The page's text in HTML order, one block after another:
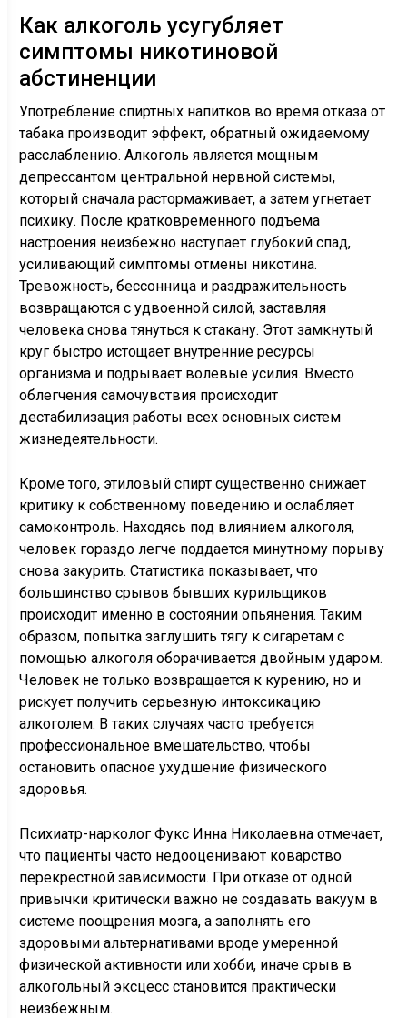
Как алкоголь усугубляет
симптомы никотиновой
абстиненции
Употребление спиртных напитков во время отказа от
табака производит эффект, обратный ожидаемому
расслаблению. Алкоголь является мощным
депрессантом центральной нервной системы,
который сначала растормаживает, а затем угнетает
психику. После кратковременного подъема
настроения неизбежно наступает глубокий спад,
усиливающий симптомы отмены никотина.
Тревожность, бессонница и раздражительность
возвращаются с удвоенной силой, заставляя
человека снова тянуться к стакану. Этот замкнутый
круг быстро истощает внутренние ресурсы
организма и подрывает волевые усилия. Вместо
облегчения самочувствия происходит
дестабилизация работы всех основных систем
жизнедеятельности.
Кроме того, этиловый спирт существенно снижает
критику к собственному поведению и ослабляет
самоконтроль. Находясь под влиянием алкоголя,
человек гораздо легче поддается минутному порыву
снова закурить. Статистика показывает, что
большинство срывов бывших курильщиков
происходит именно в состоянии опьянения. Таким
образом, попытка заглушить тягу к сигаретам с
помощью алкоголя оборачивается двойным ударом.
Человек не только возвращается к курению, но и
рискует получить серьезную интоксикацию
алкоголем. В таких случаях часто требуется
профессиональное вмешательство, чтобы
остановить опасное ухудшение физического
здоровья.
Психиатр-нарколог Фукс Инна Николаевна отмечает,
что пациенты часто недооценивают коварство
перекрестной зависимости. При отказе от одной
привычки критически важно не создавать вакуум в
системе поощрения мозга, а заполнять его
здоровыми альтернативами вроде умеренной
физической активности или хобби, иначе срыв в
алкогольный эксцесс становится практически
неизбежным.